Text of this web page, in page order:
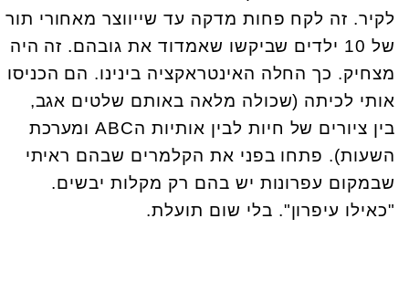
לקיר. זה לקח פחות מדקה עד שייווצר מאחורי תור
של 10 ילדים שביקשו שאמדוד את גובהם. זה היה
מצחיק. כך החלה האינטראקציה בינינו. הם הכניסו
אותי לכיתה (שכולה מלאה באותם שלטים אגב,
בין ציורים של חיות לבין אותיות הABCומערכת
השעות). פתחו בפני את הקלמרים שבהם ראיתי
שבמקום עפרונות יש בהם רק מקלות יבשים.
"כאילו עיפרון". בלי שום תועלת.